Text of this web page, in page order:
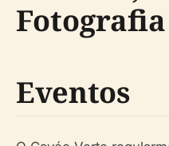
Fotografia
Eventos